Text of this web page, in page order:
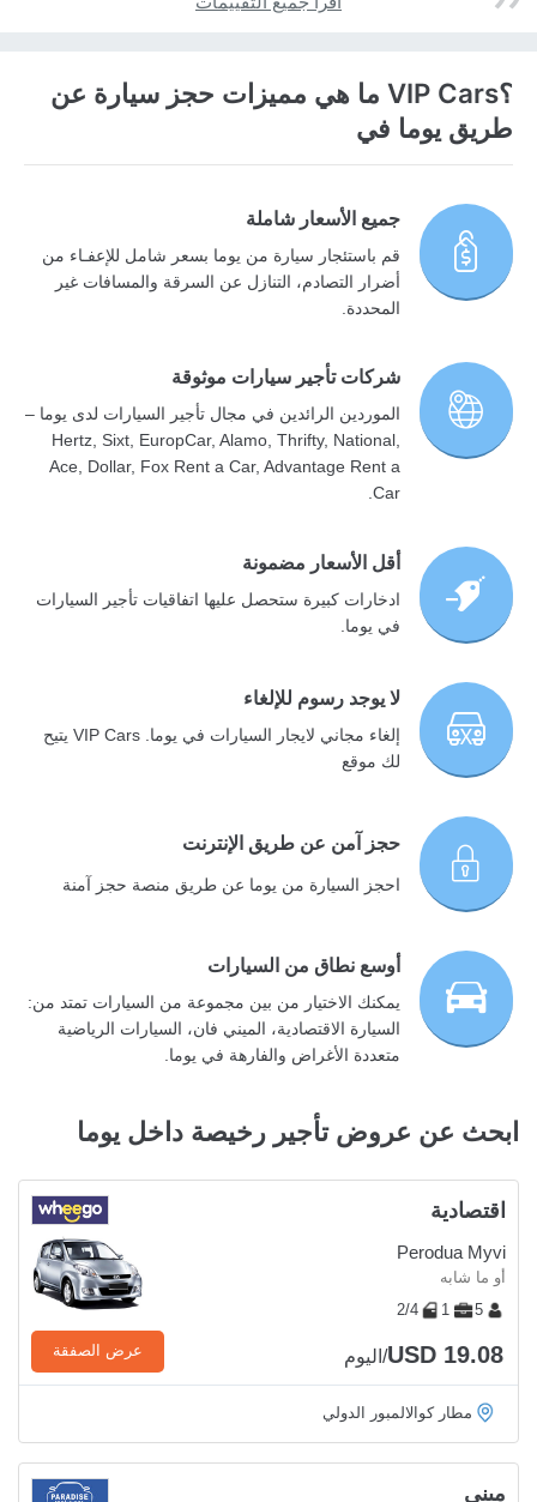
؟VIP Cars ما هي مميزات حجز سيارة عن
طريق يوما في
جميع الأسعار شاملة
قم باستئجار سيارة من يوما بسعر شامل للإعفـاء من
أضرار التصادم، التنازل عن السرقة والمسافات غير
المحددة.
شركات تأجير سيارات موثوقة
الموردين الرائدين في مجال تأجير السيارات لدى يوما –
Hertz, Sixt, EuropCar, Alamo, Thrifty, National,
Ace, Dollar, Fox Rent a Car, Advantage Rent a
Car.
أقل الأسعار مضمونة
ادخارات كبيرة ستحصل عليها اتفاقيات تأجير السيارات
في يوما.
لا يوجد رسوم للإلغاء
إلغاء مجاني لايجار السيارات في يوما. VIP Cars يتيح
لك موقع
حجز آمن عن طريق الإنترنت
احجز السيارة من يوما عن طريق منصة حجز آمنة
أوسع نطاق من السيارات
يمكنك الاختيار من بين مجموعة من السيارات تمتد من:
السيارة الاقتصادية، الميني فان، السيارات الرياضية
متعددة الأغراض والفارهة في يوما.
ابحث عن عروض تأجير رخيصة داخل يوما
اقتصادية
Perodua Myvi
أو ما شابه
5
1
2/4
USD 19.08/اليوم عرض الصفقة
مطار كوالالمبور الدولي
ميني